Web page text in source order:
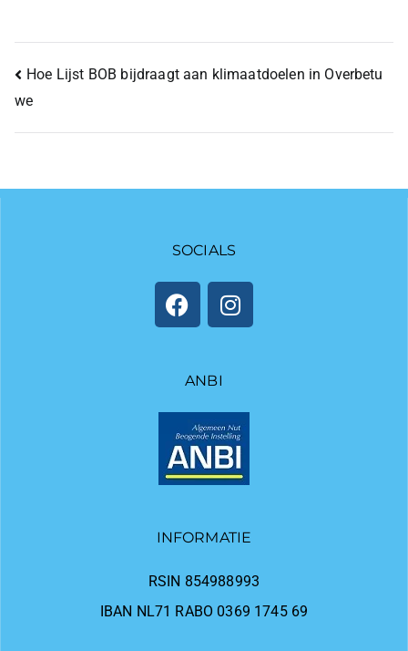
Hoe Lijst BOB bijdraagt aan klimaatdoelen in Overbetu
we
SOCIALS
ANBI
INFORMATIE
RSIN 854988993
IBAN NL71 RABO 0369 1745 69